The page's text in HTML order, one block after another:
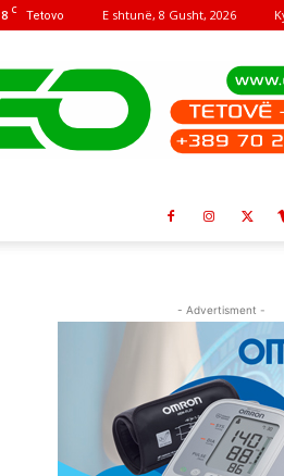
8 C Tetovo E shtunë, 8 Gusht, 2026
- Advertisment -